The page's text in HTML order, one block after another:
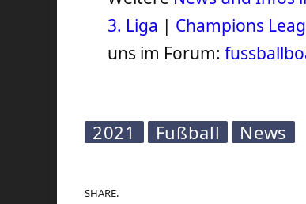
3. Liga | Champions
uns im Forum:
2021 Fußball News
SHARE.